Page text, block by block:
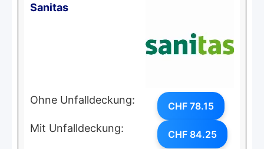
Sanitas
Ohne Unfalldeckung: CHF 78.15
Mit Unfalldeckung: CHF 84.25